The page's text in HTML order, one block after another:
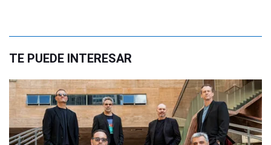
TE PUEDE INTERESAR